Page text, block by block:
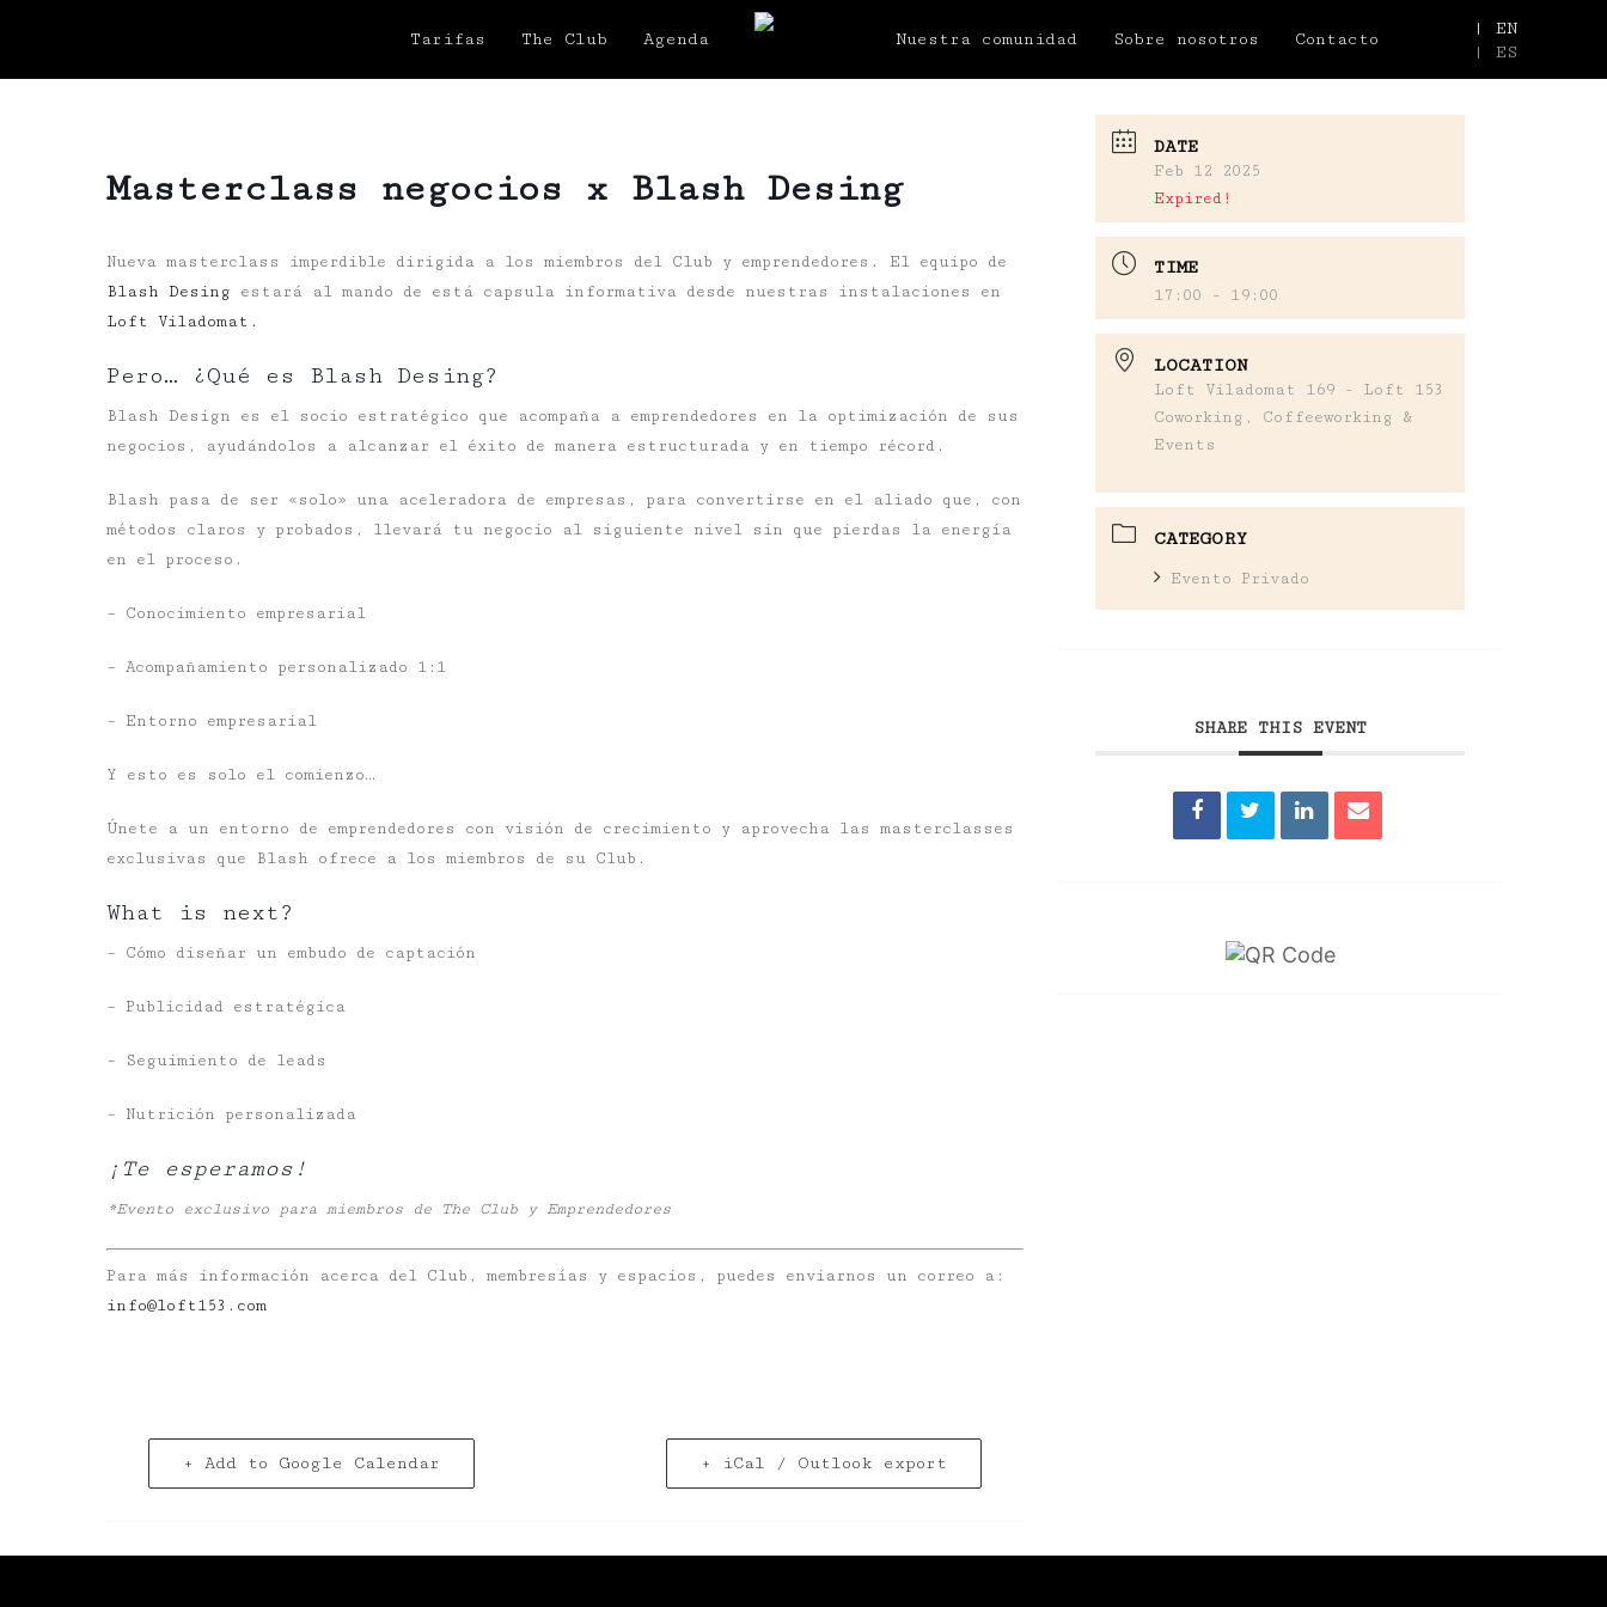
Tarifas The Club Agenda Nuestra comunidad Sobre nosotros Contacto
| EN
| ES
Masterclass negocios x Blash Desing
Nueva masterclass imperdible dirigida a los miembros del Club y emprendedores. El equipo de
Blash Desing estará al mando de está capsula informativa desde nuestras instalaciones en
Loft Viladomat.
Pero… ¿Qué es Blash Desing?
Blash Design es el socio estratégico que acompaña a emprendedores en la optimización de sus
negocios, ayudándolos a alcanzar el éxito de manera estructurada y en tiempo récord.
Blash pasa de ser «solo» una aceleradora de empresas, para convertirse en el aliado que, con
métodos claros y probados, llevará tu negocio al siguiente nivel sin que pierdas la energía
en el proceso.
– Conocimiento empresarial
– Acompañamiento personalizado 1:1
– Entorno empresarial
Y esto es solo el comienzo…
Únete a un entorno de emprendedores con visión de crecimiento y aprovecha las masterclasses
exclusivas que Blash ofrece a los miembros de su Club.
What is next?
– Cómo diseñar un embudo de captación
– Publicidad estratégica
– Seguimiento de leads
– Nutrición personalizada
¡Te esperamos!
*Evento exclusivo para miembros de The Club y Emprendedores
Para más información acerca del Club, membresías y espacios, puedes enviarnos un correo a:
info@loft153.com
+ Add to Google Calendar + iCal / Outlook export
DATE
Feb 12 2025
Expired!
TIME
17:00 - 19:00
LOCATION
Loft Viladomat 169 - Loft 153
Coworking, Coffeeworking &
Events
CATEGORY
Evento Privado
SHARE THIS EVENT